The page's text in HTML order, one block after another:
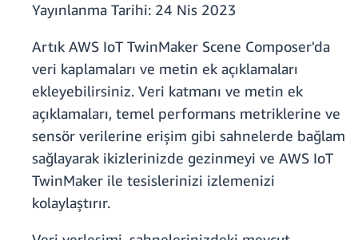
Yayınlanma Tarihi: 24 Nis 2023
Artık AWS IoT TwinMaker Scene Composer'da
veri kaplamaları ve metin ek açıklamaları
ekleyebilirsiniz. Veri katmanı ve metin ek
açıklamaları, temel performans metriklerine ve
sensör verilerine erişim gibi sahnelerde bağlam
sağlayarak ikizlerinizde gezinmeyi ve AWS IoT
TwinMaker ile tesislerinizi izlemenizi
kolaylaştırır.